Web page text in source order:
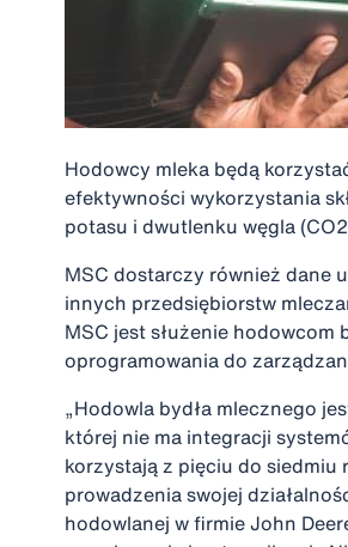
Hodowcy mleka będą
efektywności wykorzystania
potasu i dwutlenku węgla
MSC dostarczy również dane
innych przedsiębiorstw
MSC jest służenie
oprogramowania do
„Hodowla bydła mlecznego
której nie ma integracji
korzystają z pięciu do
prowadzenia swojej
hodowlanej w firmie John